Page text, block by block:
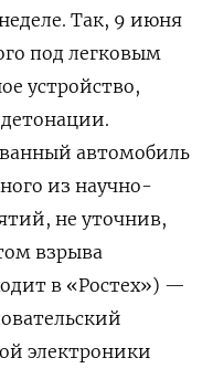
Так, 9 июня
под легковым
устройство,
автомобиль
из научно-
не уточнив,
взрыва
в «Ростех») —
электроники